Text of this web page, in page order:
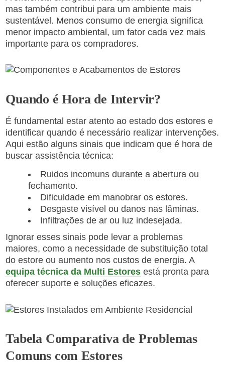
mas também contribui para um ambiente mais
sustentável. Menos consumo de energia significa
menor impacto ambiental, um fator cada vez mais
importante para os compradores.
Quando é Hora de Intervir?
É fundamental estar atento ao estado dos estores e
identificar quando é necessário realizar intervenções.
Aqui estão alguns sinais que indicam que é hora de
buscar assistência técnica:
Ruidos incomuns durante a abertura ou
fechamento.
Dificuldade em manobrar os estores.
Desgaste visível ou danos nas lâminas.
Infiltrações de ar ou luz indesejada.
Ignorar esses sinais pode levar a problemas
maiores, como a necessidade de substituição total
do estore ou aumento nos custos de energia. A
equipa técnica da Multi Estores está pronta para
oferecer suporte e soluções eficazes.
Tabela Comparativa de Problemas
Comuns com Estores